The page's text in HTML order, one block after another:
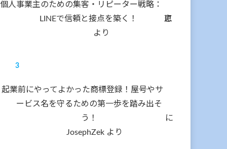
個人事業主のための集客・リピーター戦略：
LINEで信頼と接点を築く！
に
恵
より
起業前にやってよかった商標登録！屋号やサ
ービス名を守るための第一歩を踏み出そ
う！
に
JosephZekより